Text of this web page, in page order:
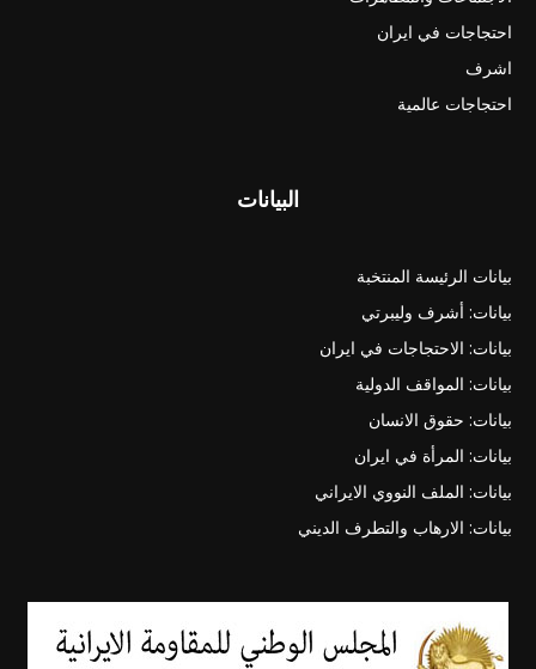
احتجاجات في ايران
اشرف
احتجاجات عالمية
البيانات
بيانات الرئيسة المنتخبة
بيانات: أشرف وليبرتي
بيانات: الاحتجاجات في ايران
بيانات: المواقف الدولية
بيانات: حقوق الانسان
بيانات: المرأة في ايران
بيانات: الملف النووي الايراني
بيانات: الارهاب والتطرف الديني